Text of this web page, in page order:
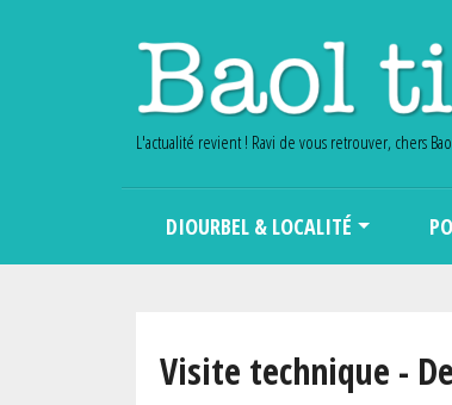
L'actualité revient ! Ravi de vous retrouver, chers
DIOURBEL & LOCALITÉ
Visite technique -